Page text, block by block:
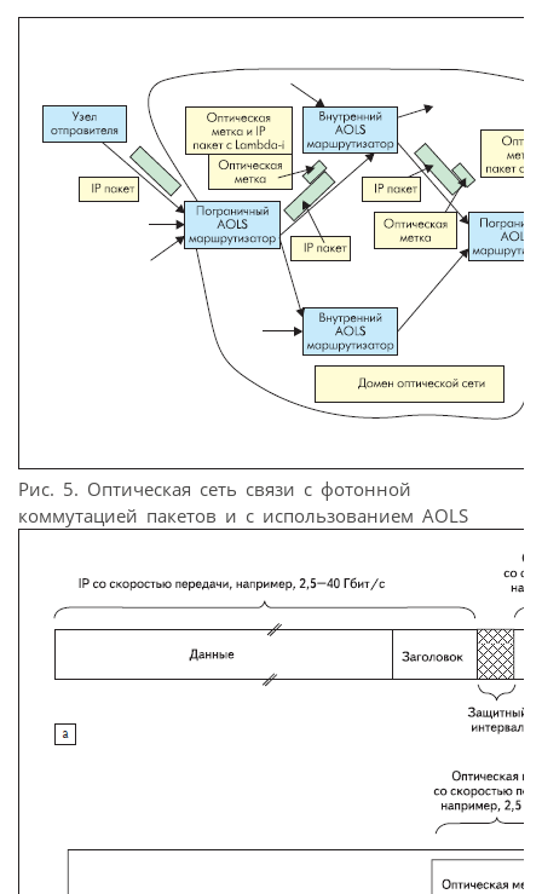
Рис. 5. Оптическая сеть связи с фотонной
коммутацией пакетов и с использованием AOLS